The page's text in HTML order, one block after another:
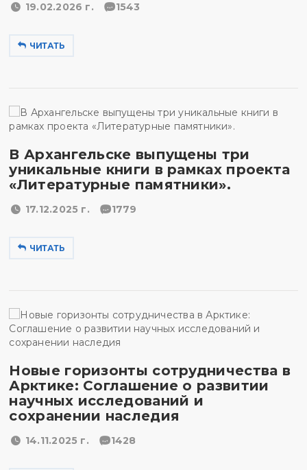
19.02.2026 г. 1543
ЧИТАТЬ
В Архангельске выпущены три
уникальные книги в рамках проекта
«Литературные памятники».
17.12.2025 г. 1779
ЧИТАТЬ
Новые горизонты сотрудничества в
Арктике: Соглашение о развитии
научных исследований и
сохранении наследия
14.11.2025 г. 1428